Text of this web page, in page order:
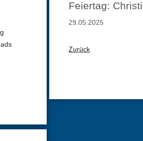
Feiertag:
29.05.2025
Zurück